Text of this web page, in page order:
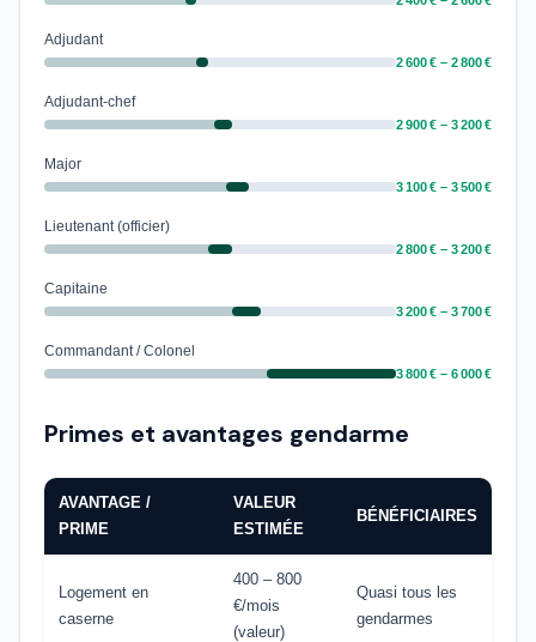
Adjudant
2 600 € – 2 800 €
Adjudant-chef
2 900 € – 3 200 €
Major
3 100 € – 3 500 €
Lieutenant (officier)
2 800 € – 3 200 €
Capitaine
3 200 € – 3 700 €
Commandant / Colonel
3 800 € – 6 000 €
Primes et avantages gendarme
AVANTAGE /
PRIME
VALEUR
ESTIMÉE
BÉNÉFICIAIRES
Logement en
caserne
400 – 800
€/mois
(valeur)
Quasi tous les
gendarmes